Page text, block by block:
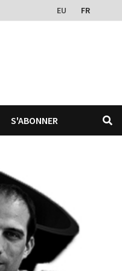
EU FR
S'ABONNER